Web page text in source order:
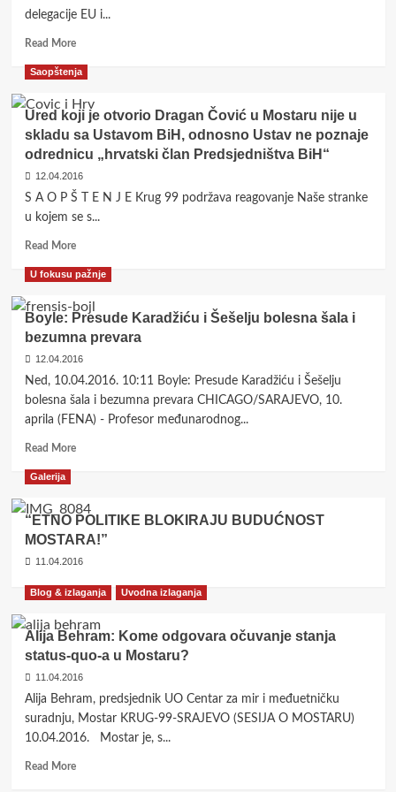
od
delegacije EU i...
Read MoreRead
about
Popis
blokira
evropski
put
BiH,
a
zanimaju
već
stvari
Saopštenja
Ured koji je otvorio Dragan Čović u Mostaru nije u
skladu sa Ustavom BiH, odnosno Ustav ne poznaje
odrednicu „hrvatski član Predsjedništva BiH“
12.04.2016
S A O P Š T E N J E Krug 99 podržava reagovanje Naše stranke
u kojem se s...
Read MoreRead
about
koji
otvorio
Dragan
Čović
u
Mostaru
u
BiH,
Ustav
ne
odrednicu
član
BiH“
U fokusu pažnje
Boyle: Presude Karadžiću i Šešelju bolesna šala i
bezumna prevara
12.04.2016
Ned, 10.04.2016. 10:11 Boyle: Presude Karadžiću i Šešelju
bolesna šala i bezumna prevara CHICAGO/SARAJEVO, 10.
aprila (FENA) - Profesor međunarodnog...
Read MoreRead
Presude
i
Šešelju
šala
bezumna
Galerija
“ETNO POLITIKE BLOKIRAJU BUDUĆNOST
MOSTARA!”
11.04.2016
Blog & izlaganja Uvodna izlaganja
Alija Behram: Kome odgovara očuvanje stanja
status-quo-a u Mostaru?
11.04.2016
Alija Behram, predsjednik UO Centar za mir i međuetničku
suradnju, Mostar KRUG-99-SRAJEVO (SESIJA O MOSTARU)
10.04.2016. Mostar je, s...
Read MoreRead